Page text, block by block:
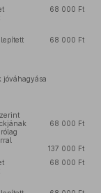
68 000 Ft
68 000 Ft
jóváhagyása
68 000 Ft
137 000 Ft
68 000 Ft